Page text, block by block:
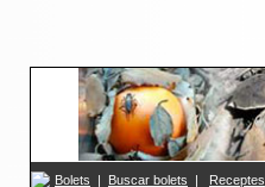
Bolets | Buscar bolets | Receptes